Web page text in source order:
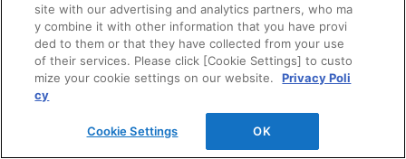
シミュレーションツール
24時間換気システム〈エアスマート〉
簡易設計見積ソフト
R&Dセンター環境測定・分析サービス
site with our advertising and analytics partners, who ma
y combine it with other information that you have provi
ded to them or that they have collected from your use
of their services. Please click [Cookie Settings] to custo
mize your cookie settings on our website.
Privacy Poli
cy
Cookie Settings OK